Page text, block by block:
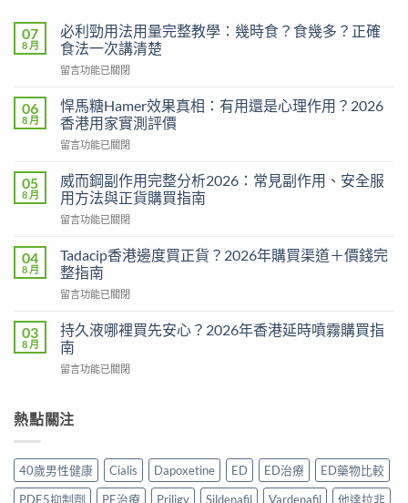
07
8 月
必利勁用法用量完整教學：幾時食？食幾多？正確
食法一次講清楚
在
利
勁
用
法
量
完
整
教
幾
時
食
多？
正
確
一
次
清
楚〉
中
留言功能已關閉
06
8 月
悍馬糖Hamer效果真相：有用還是心理作用？2026
香港用家實測評價
在
馬
糖
Hamer
效
真
相：
用
是
心
作
香
家
實
測
留言功能已關閉
05
8 月
威而鋼副作用完整分析2026：常見副作用、安全服
用方法與正貨購買指南
在
而
鋼
副
作
完
整
分
析
見
用、
安
全
留言功能已關閉
04
8 月
Tadacip香港邊度買正貨？2026年購買渠道＋價錢完
整指南
在
香
港
邊
度
貨？
購
買
渠
留言功能已關閉
03
8 月
持久液哪裡買先安心？2026年香港延時噴霧購買指
南
在
液
哪
買
先
安
留言功能已關閉
熱點關注
40歲男性健康 Cialis Dapoxetine ED ED治療
ED藥物比較
PDE5抑制劑
PE治療 Priligy Sildenafil Vardenafil 他達拉非